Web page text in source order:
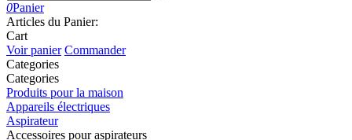
0Panier
Articles du Panier:
Cart
Voir panier Commander
Сategories
Сategories
Produits pour la maison
Appareils électriques
Aspirateur
Accessoires pour aspirateurs